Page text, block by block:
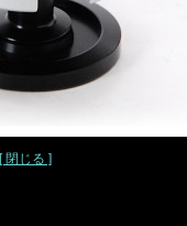
[ 閉じる ]